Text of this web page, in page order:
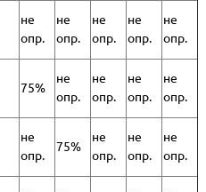
не
опр.
не
опр.
не
опр.
не
опр.
не
опр.
75%
не
опр.
не
опр.
не
опр.
не
опр.
не
опр.
75%
не
опр.
не
опр.
не
опр.